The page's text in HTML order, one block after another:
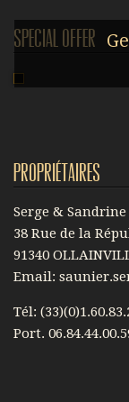
Special offer
Propriétaires
Serge & Sandrine
38 Rue de la
91340
Email:
Tél:
Port.